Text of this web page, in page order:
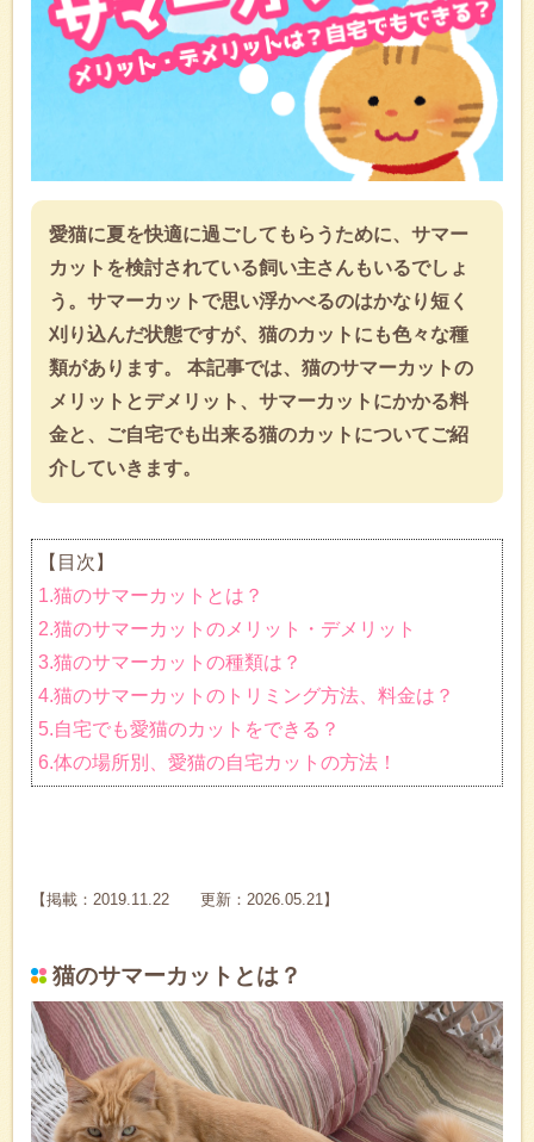
愛猫に夏を快適に過ごしてもらうために、サマー
カットを検討されている飼い主さんもいるでしょ
う。サマーカットで思い浮かべるのはかなり短く
刈り込んだ状態ですが、猫のカットにも色々な種
類があります。 本記事では、猫のサマーカットの
メリットとデメリット、サマーカットにかかる料
金と、ご自宅でも出来る猫のカットについてご紹
介していきます。
【目次】
1.猫のサマーカットとは？
2.猫のサマーカットのメリット・デメリット
3.猫のサマーカットの種類は？
4.猫のサマーカットのトリミング方法、料金は？
5.自宅でも愛猫のカットをできる？
6.体の場所別、愛猫の自宅カットの方法！
【掲載：2019.11.22 更新：2026.05.21】
猫のサマーカットとは？